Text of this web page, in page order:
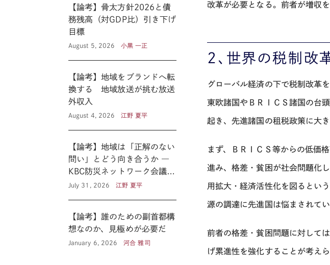
改革が必要となる。前者が増収
２、世界の税制改
グローバル経済の下で税制改革
東欧諸国やＢＲＩＣＳ諸国の台
起き、先進諸国の租税政策に大
まず、ＢＲＩＣＳ等からの低価
進み、格差・貧困が社会問題化
用拡大・経済活性化を図るとい
源の調達に先進国は悩まされてい
前者の格差・貧困問題に対して
げ累進性を強化することが考え
【論考】骨太方針2026と債
務残高（対GDP比）引き下げ
目標
August 5, 2026 小黒 一正
【論考】地域をブランドへ転
換する 地域放送が挑む放送
外収入
August 4, 2026 江野 夏平
【論考】地域は「正解のない
問い」とどう向き合うか ―
KBC防災ネットワーク会議に
見る新たな公共性 ―
July 31, 2026 江野 夏平
【論考】誰のための副首都構
想なのか、見極めが必要だ
January 6, 2026 河合 雅司